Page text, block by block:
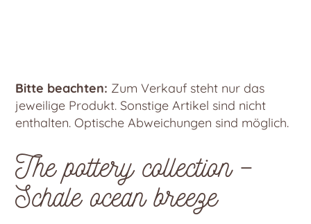
Bitte beachten: Zum Verkauf steht nur das
jeweilige Produkt. Sonstige Artikel sind nicht
enthalten. Optische Abweichungen sind möglich.
The pottery collection –
Schale ocean breeze